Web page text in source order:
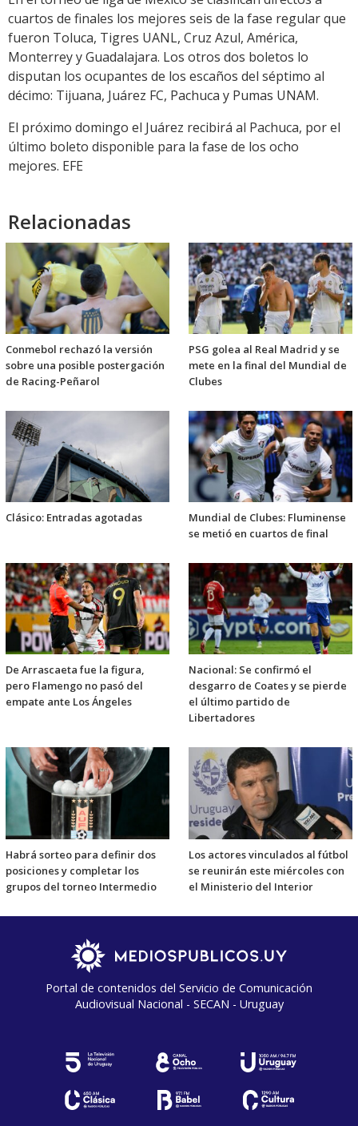
cuartos de finales los mejores seis de la fase regular que
fueron Toluca, Tigres UANL, Cruz Azul, América,
Monterrey y Guadalajara. Los otros dos boletos lo
disputan los ocupantes de los escaños del séptimo al
décimo: Tijuana, Juárez FC, Pachuca y Pumas UNAM.
El próximo domingo el Juárez recibirá al Pachuca, por el
último boleto disponible para la fase de los ocho
mejores. EFE
Relacionadas
Conmebol rechazó la versión
sobre una posible postergación
de Racing-Peñarol
PSG golea al Real Madrid y se
mete en la final del Mundial de
Clubes
Clásico: Entradas agotadas
Mundial de Clubes: Fluminense
se metió en cuartos de final
De Arrascaeta fue la figura,
pero Flamengo no pasó del
empate ante Los Ángeles
Nacional: Se confirmó el
desgarro de Coates y se pierde
el último partido de
Libertadores
Habrá sorteo para definir dos
posiciones y completar los
grupos del torneo Intermedio
Los actores vinculados al fútbol
se reunirán este miércoles con
el Ministerio del Interior
Portal de contenidos del Servicio de Comunicación
Audiovisual Nacional - SECAN - Uruguay